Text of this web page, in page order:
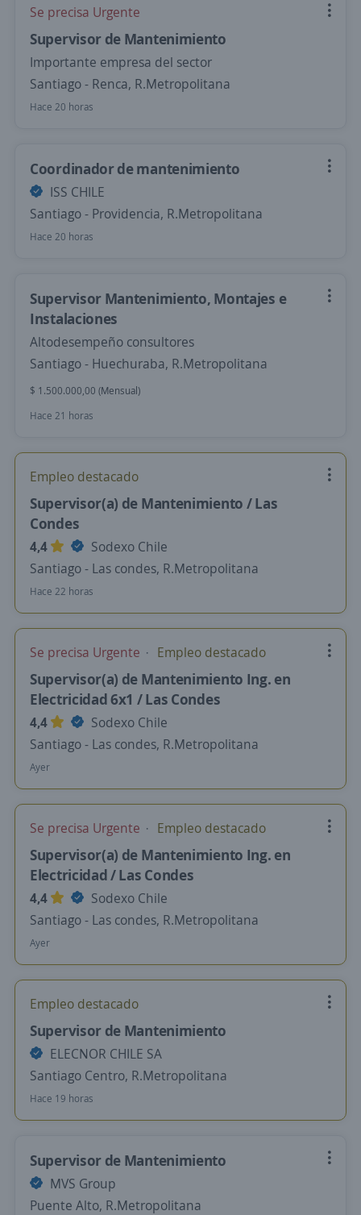
Se precisa Urgente
Supervisor de Mantenimiento
Importante empresa del sector
Santiago - Renca, R.Metropolitana
Hace 20 horas
Coordinador de mantenimiento
ISS CHILE
Santiago - Providencia, R.Metropolitana
Hace 20 horas
Supervisor Mantenimiento, Montajes e
Instalaciones
Altodesempeño consultores
Santiago - Huechuraba, R.Metropolitana
$ 1.500.000,00 (Mensual)
Hace 21 horas
Empleo destacado
Supervisor(a) de Mantenimiento / Las
Condes
4,4
Sodexo Chile
Santiago - Las condes, R.Metropolitana
Hace 22 horas
Se precisa Urgente Empleo destacado
Supervisor(a) de Mantenimiento Ing. en
Electricidad 6x1 / Las Condes
4,4
Sodexo Chile
Santiago - Las condes, R.Metropolitana
Ayer
Se precisa Urgente Empleo destacado
Supervisor(a) de Mantenimiento Ing. en
Electricidad / Las Condes
4,4
Sodexo Chile
Santiago - Las condes, R.Metropolitana
Ayer
Empleo destacado
Supervisor de Mantenimiento
ELECNOR CHILE SA
Santiago Centro, R.Metropolitana
Hace 19 horas
Supervisor de Mantenimiento
MVS Group
Puente Alto, R.Metropolitana